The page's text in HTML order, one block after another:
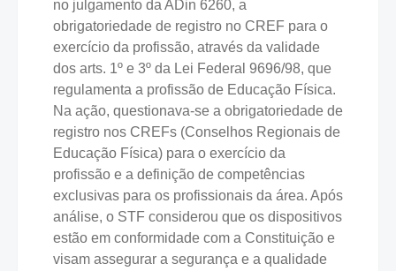
no julgamento da ADin 6260, a
obrigatoriedade de registro no CREF para o
exercício da profissão, através da validade
dos arts. 1º e 3º da Lei Federal 9696/98, que
regulamenta a profissão de Educação Física.
Na ação, questionava-se a obrigatoriedade de
registro nos CREFs (Conselhos Regionais de
Educação Física) para o exercício da
profissão e a definição de competências
exclusivas para os profissionais da área. Após
análise, o STF considerou que os dispositivos
estão em conformidade com a Constituição e
visam assegurar a segurança e a qualidade